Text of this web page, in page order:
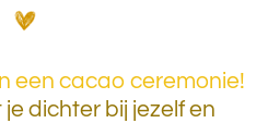
een cacao ceremonie!
dichter bij jezelf en